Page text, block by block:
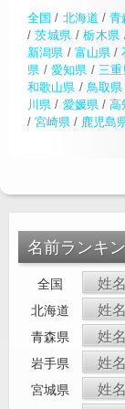
全国 / 北海道 /青
/茨城県 /栃木県
新潟県 / 富山県 /
県 / 愛知県 /三
和歌山県 / 鳥取県
川県 / 愛媛県/高
/ 宮崎県 / 鹿児島
名前ランキ
全国 姓名
北海道 姓名
青森県 姓名
岩手県 姓名
宮城県 姓名